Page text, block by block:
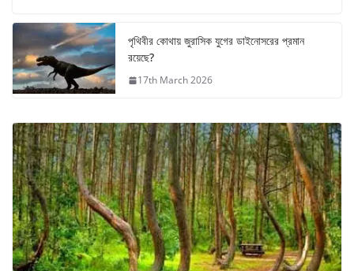
পৃথিবীর কোথায় জুরাসিক যুগের ডাইনোসরের প্রমান
রয়েছে?
17th March 2026